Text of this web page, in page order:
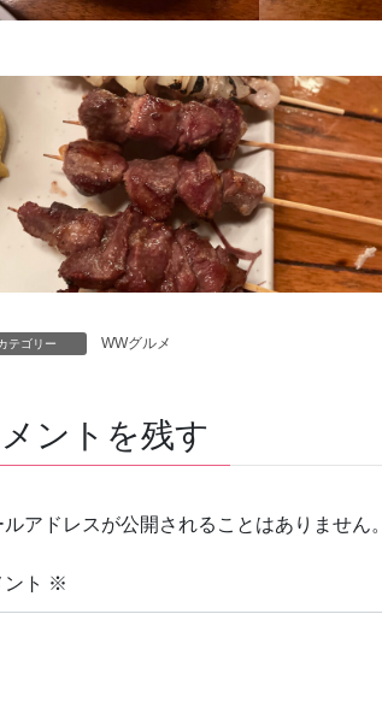
テゴリー WWグルメ
ントを残す
ルアドレスが公開されることはありません。
ト ※